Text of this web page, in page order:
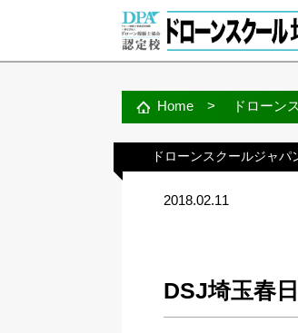
Home> ドローン
ドローンスクールジャパ
2018.02.11
DSJ埼玉春